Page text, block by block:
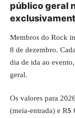
público geral
Membros do Rock
8 de dezembro.
dia de ida ao
geral.
Os valores para
(meia-entrada) e R$